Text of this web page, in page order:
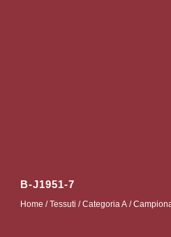
B-J1951-7
Home /Tessuti /Categoria A /